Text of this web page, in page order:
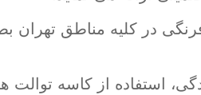
در کلیه مناطق
استفاده از کاسه توالت